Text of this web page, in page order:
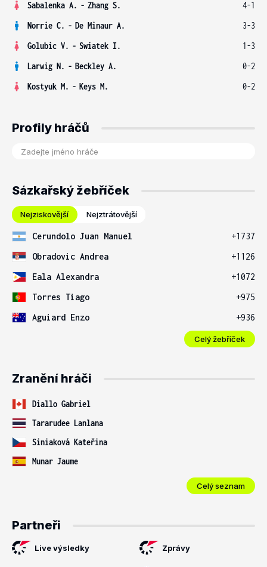
Sabalenka A. - Zhang S.
4-1
Norrie C. - De Minaur A.
3-3
Golubic V. - Swiatek I.
1-3
Larwig N. - Beckley A.
0-2
Kostyuk M. - Keys M. 0-2
Profily hráčů
Sázkařský žebříček
Nejziskovější Nejztrátovější
Cerundolo Juan Manuel
+1737
Obradovic Andrea
+1126
Eala Alexandra
+1072
Torres Tiago
+975
Aguiard Enzo
+936
Celý žebříček
Zranění hráči
Diallo Gabriel
Tararudee Lanlana
Siniaková Kateřina
Munar Jaume
Celý seznam
Partneři
Live výsledky Zprávy